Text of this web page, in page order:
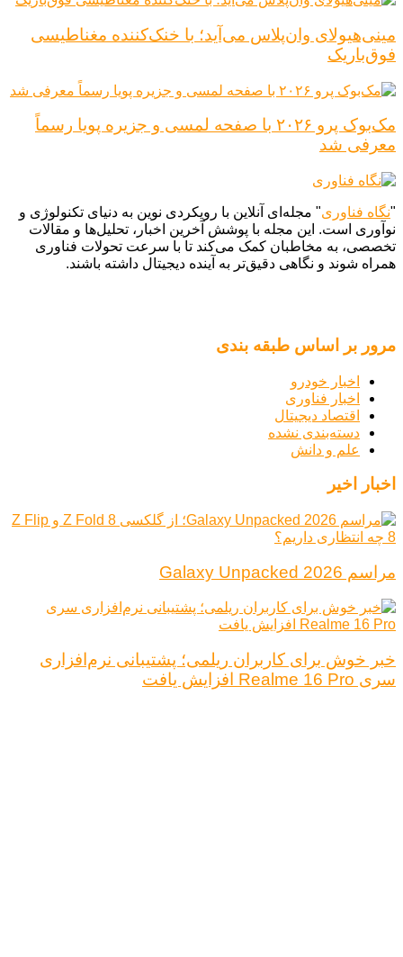
مینی‌هیولای وان‌پلاس می‌آید؛ با خنک‌کننده مغناطیسی
فوق‌باریک
مک‌بوک پرو ۲۰۲۶ با صفحه لمسی و جزیره پویا رسماً
معرفی شد
"نگاه فناوری" مجله‌ای آنلاین با رویکردی نوین به دنیای تکنولوژی و
نوآوری است. این مجله با پوشش آخرین اخبار، تحلیل‌ها و مقالات
تخصصی، به مخاطبان کمک می‌کند تا با سرعت تحولات فناوری
همراه شوند و نگاهی دقیق‌تر به آینده دیجیتال داشته باشند.
مرور بر اساس طبقه بندی
اخبار خودرو
اخبار فناوری
اقتصاد دیجیتال
دسته‌بندی نشده
علم و دانش
اخبار اخیر
مراسم Galaxy Unpacked 2026
خبر خوش برای کاربران ریلمی؛ پشتیبانی نرم‌افزاری
سری Realme 16 Pro افزایش یافت